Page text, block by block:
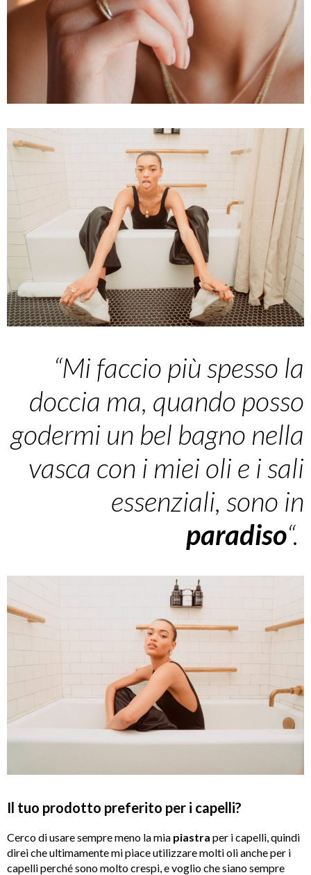
“Mi faccio più spesso la
doccia ma, quando posso
godermi un bel bagno nella
vasca con i miei oli e i sali
essenziali, sono in
paradiso“.
Il tuo prodotto preferito per i capelli?
Cerco di usare sempre meno la mia piastra per i capelli, quindi
direi che ultimamente mi piace utilizzare molti oli anche per i
capelli perché sono molto crespi, e voglio che siano sempre